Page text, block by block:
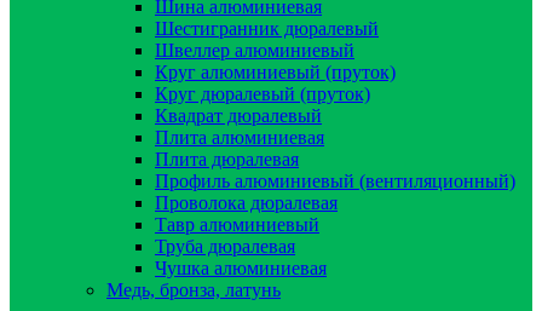
Шина алюминиевая
Шестигранник дюралевый
Швеллер алюминиевый
Круг алюминиевый (пруток)
Круг дюралевый (пруток)
Квадрат дюралевый
Плита алюминиевая
Плита дюралевая
Профиль алюминиевый (вентиляционный)
Проволока дюралевая
Тавр алюминиевый
Труба дюралевая
Чушка алюминиевая
Медь, бронза, латунь